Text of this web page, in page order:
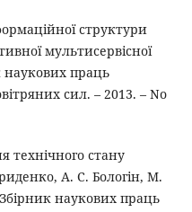
структури
мультисервісної
наукових праць
сил. – 2013. – No
технічного стану
А. С. Бологін, М.
наукових праць